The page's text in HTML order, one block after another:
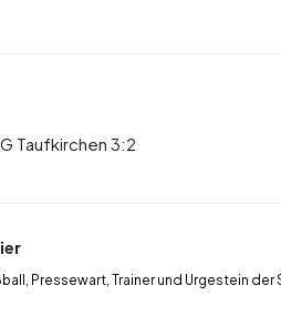
Taufkirchen 3:2
Pressewart, Trainer und Urgestein